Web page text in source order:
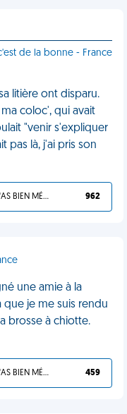
de la bonne - France
litière ont disparu.
coloc', qui avait
"venir s'expliquer
pas là, j'ai pris son
TU L'AS BIEN MÉRITÉ 962
une amie à la
que je me suis rendu
brosse à chiotte.
TU L'AS BIEN MÉRITÉ 459